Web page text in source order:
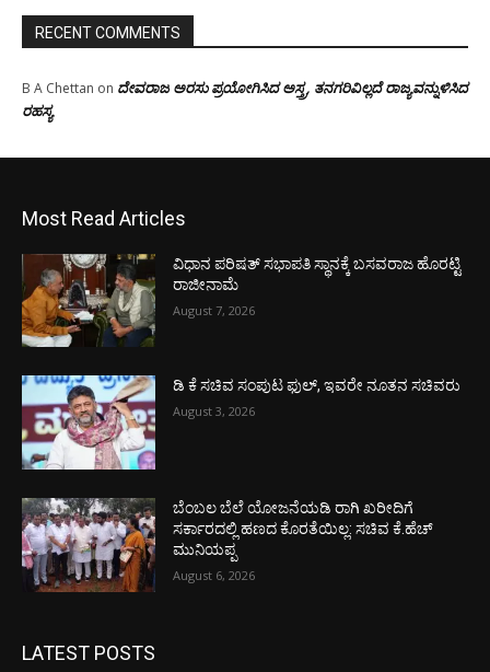
RECENT COMMENTS
B A Chettan on ದೇವರಾಜ ಅರಸು ಪ್ರಯೋಗಿಸಿದ ಅಸ್ತ್ರ, ತನಗರಿವಿಲ್ಲದೆ ರಾಜ್ಯವನ್ನುಳಿಸಿದ
ರಹಸ್ಯ
Most Read Articles
ವಿಧಾನ ಪರಿಷತ್ ಸಭಾಪತಿ ಸ್ಥಾನಕ್ಕೆ ಬಸವರಾಜ ಹೊರಟ್ಟಿ
ರಾಜೀನಾಮೆ
August 7, 2026
ಡಿ ಕೆ ಸಚಿವ ಸಂಪುಟ ಫುಲ್, ಇವರೇ ನೂತನ ಸಚಿವರು
August 3, 2026
ಬೆಂಬಲ ಬೆಲೆ ಯೋಜನೆಯಡಿ ರಾಗಿ ಖರೀದಿಗೆ
ಸರ್ಕಾರದಲ್ಲಿ ಹಣದ ಕೊರತೆಯಿಲ್ಲ: ಸಚಿವ ಕೆ.ಹೆಚ್
ಮುನಿಯಪ್ಪ
August 6, 2026
LATEST POSTS